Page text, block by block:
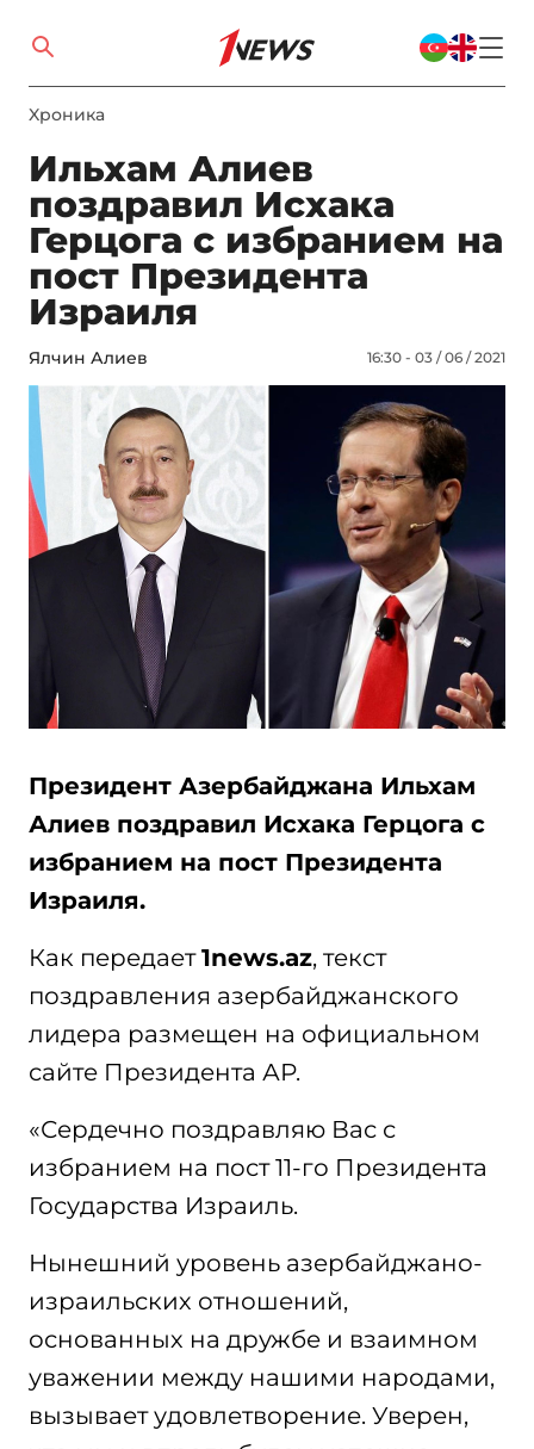
Xроника
Ильхам Алиев
поздравил Исхака
Герцога с избранием на
пост Президента
Израиля
Ялчин Алиев 16:30 - 03 / 06 / 2021
Президент Азербайджана Ильхам
Алиев поздравил Исхака Герцога с
избранием на пост Президента
Израиля.
Как передает1news.az, текст
поздравления азербайджанского
лидера размещен на официальном
сайте Президента АР.
«Сердечно поздравляю Вас с
избранием на пост 11-го Президента
Государства Израиль.
Нынешний уровень азербайджано-
израильских отношений,
основанных на дружбе и взаимном
уважении между нашими народами,
вызывает удовлетворение. Уверен,